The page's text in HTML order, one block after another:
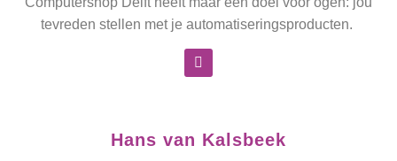
tevreden stellen met je automatiseringsproducten.
Hans van Kalsbeek